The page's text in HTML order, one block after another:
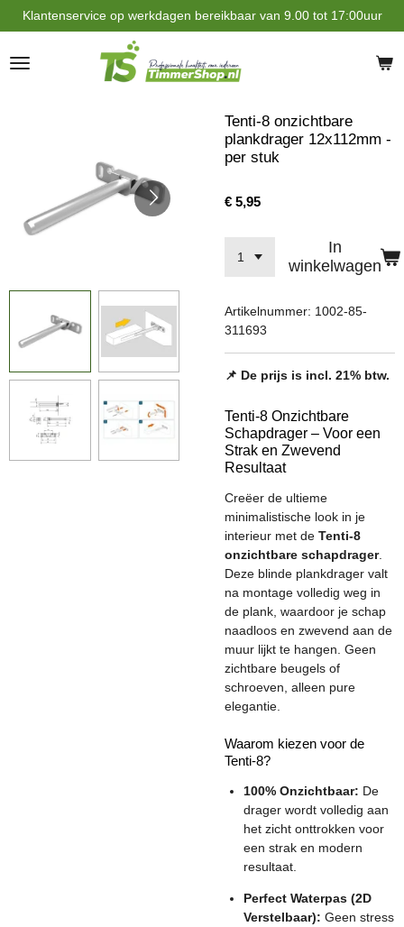
Ga
direct
naar
de
Klantenservice op werkdagen bereikbaar van 9.00 tot 17:00uur
Tenti-8 onzichtbare
plankdrager 12x112mm -
per stuk
€ 5,95
In
winkelwagen
Artikelnummer: 1002-85-
311693
📌 De prijs is incl. 21% btw.
Tenti-8 Onzichtbare
Schapdrager – Voor een
Strak en Zwevend
Resultaat
Creëer de ultieme
minimalistische look in je
interieur met de Tenti-8
onzichtbare schapdrager.
Deze blinde plankdrager valt
na montage volledig weg in
de plank, waardoor je schap
naadloos en zwevend aan de
muur lijkt te hangen. Geen
zichtbare beugels of
schroeven, alleen pure
elegantie.
Waarom kiezen voor de
Tenti-8?
100% Onzichtbaar: De
drager wordt volledig aan
het zicht onttrokken voor
een strak en modern
resultaat.
Perfect Waterpas (2D
Verstelbaar): Geen stress